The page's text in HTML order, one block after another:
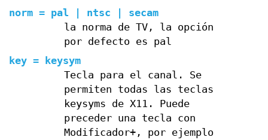
norm = pal | ntsc | secam
la norma de TV, la opción
por defecto es pal
key = keysym
Tecla para el canal. Se
permiten todas las teclas
keysyms de X11. Puede
preceder una tecla con
Modificador+, por ejemplo